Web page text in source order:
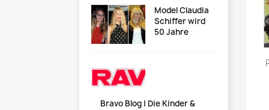
Eulenspiegel
Max Zeitschrift
Model Claudia
Schiffer wird
50 Jahre
Bravo Blog | Die Kinder &